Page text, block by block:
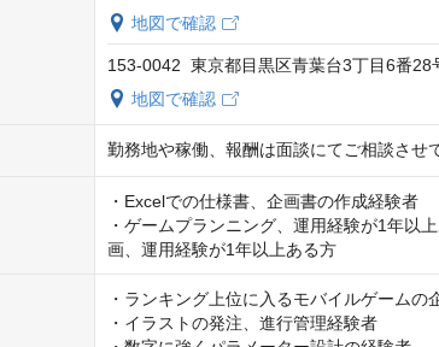
地図で確認
153-0042 東京都目黒区青葉台3丁目6番
地図で確認
勤務地や稼働、報酬は面談にてご相談させ
・Excelでの仕様書、企画書の作成経験者
・ゲームプランニング、運用経験が1年以
画、運用経験が1年以上ある方
・ランキング上位に入るモバイルゲームの
・イラストの発注、進行管理経験者